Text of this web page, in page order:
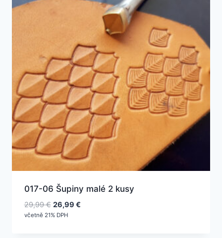
017-06 Šupiny malé 2 kusy
29,99€ Pôvodná
cena
26,99 €Aktuálna
včetně 21% DPH